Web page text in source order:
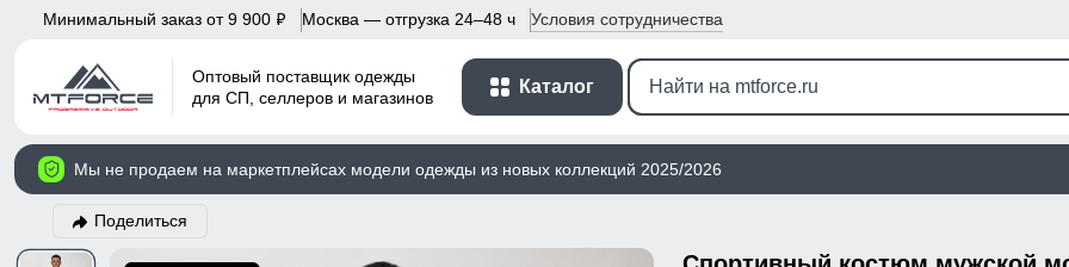
Минимальный заказ от 9 900 p Москва — отгрузка 24–48 ч Условия сотрудничества
Оптовый поставщик одежды
для СП, селлеров и магазинов
Каталог
Мы не продаем на маркетплейсах модели одежды из новых коллекций 2025/2026
Поделиться